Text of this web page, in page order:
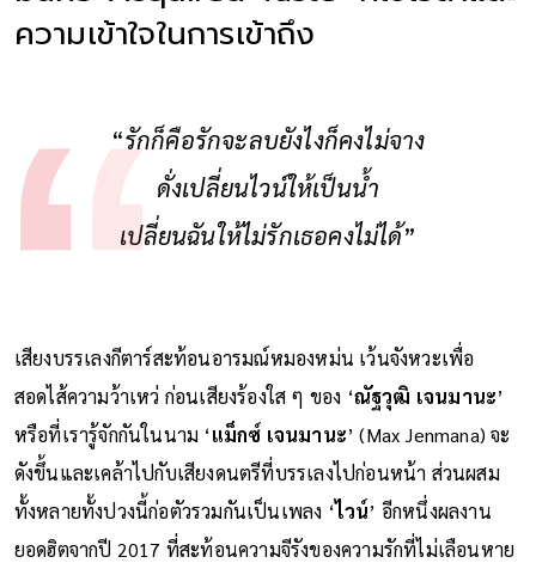
ความเข้าใจในการเข้าถึง
“รักก็คือรักจะลบยังไงก็คงไม่จาง
ดั่งเปลี่ยนไวน์ให้เป็นน้ำ
เปลี่ยนฉันให้ไม่รักเธอคงไม่ได้”
เสียงบรรเลงกีตาร์สะท้อนอารมณ์หมองหม่น เว้นจังหวะเพื่อ
สอดไส้ความว้าเหว่ ก่อนเสียงร้องใส ๆ ของ ‘ณัฐวุฒิ เจนมานะ’
หรือที่เรารู้จักกันในนาม ‘แม็กซ์ เจนมานะ’ (Max Jenmana) จะ
ดังขึ้นและเคล้าไปกับเสียงดนตรีที่บรรเลงไปก่อนหน้า ส่วนผสม
ทั้งหลายทั้งปวงนี้ก่อตัวรวมกันเป็นเพลง ‘ไวน์’ อีกหนึ่งผลงาน
ยอดฮิตจากปี 2017 ที่สะท้อนความจีรังของความรักที่ไม่เลือนหาย